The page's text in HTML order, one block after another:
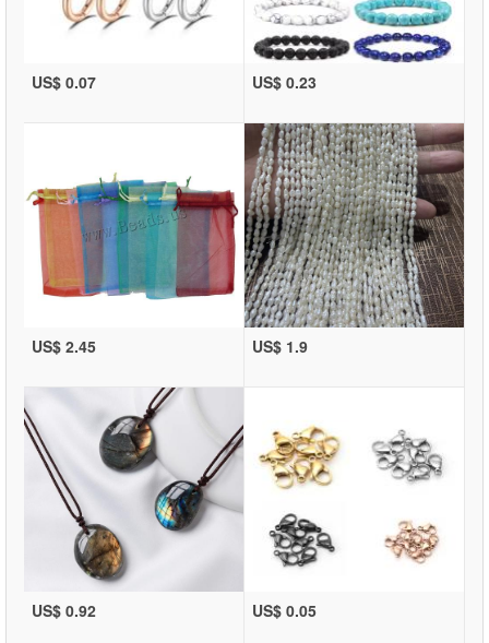
US$ 0.07 US$ 0.23
US$ 2.45 US$ 1.9
US$ 0.92 US$ 0.05